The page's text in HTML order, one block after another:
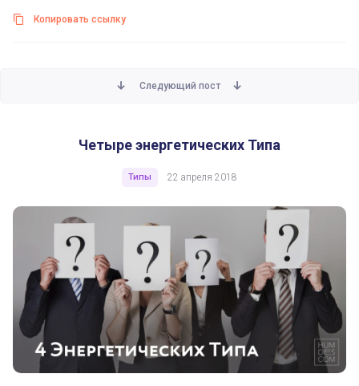
Копировать ссылку
Следующий пост
Четыре энергетических Типа
Типы 22 апреля 2018